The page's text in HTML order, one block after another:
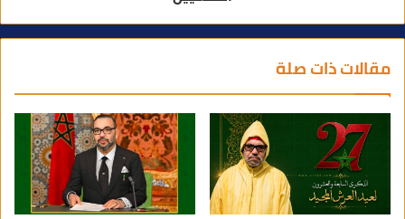
مقالات ذات صلة